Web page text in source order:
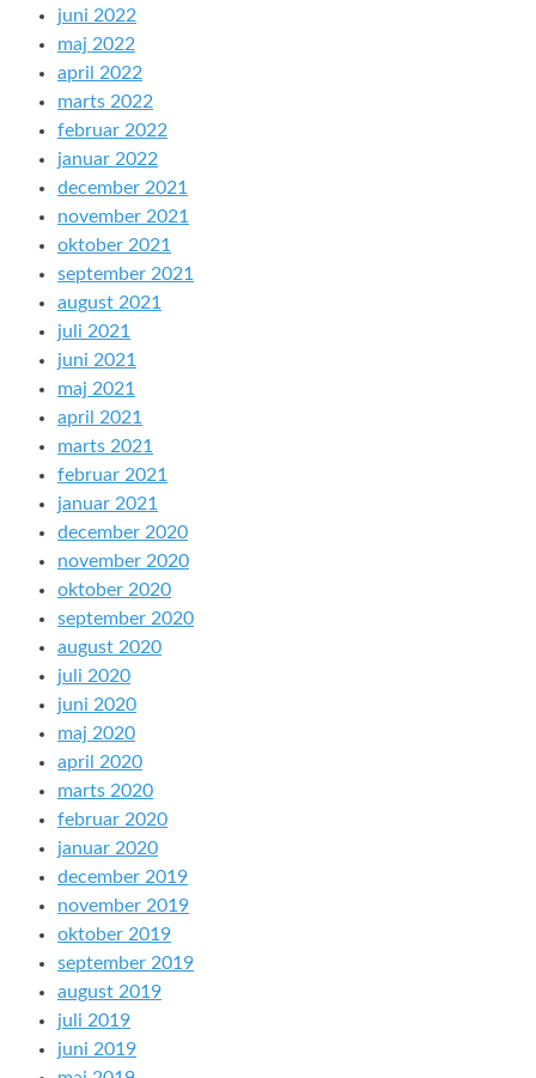
juni 2022
maj 2022
april 2022
marts 2022
februar 2022
januar 2022
december 2021
november 2021
oktober 2021
september 2021
august 2021
juli 2021
juni 2021
maj 2021
april 2021
marts 2021
februar 2021
januar 2021
december 2020
november 2020
oktober 2020
september 2020
august 2020
juli 2020
juni 2020
maj 2020
april 2020
marts 2020
februar 2020
januar 2020
december 2019
november 2019
oktober 2019
september 2019
august 2019
juli 2019
juni 2019